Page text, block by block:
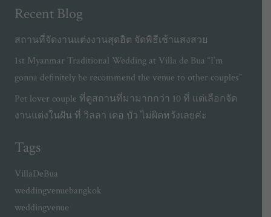
Recent Blog
สถานที่จัดงานแต่งงานสุดฮิต จัดพิธีเช้าแสงสวย
1st Myanmar Traditional Wedding at Villa de Bua “I’m
gonna definitely be recommend the venue to other couples”
Pet lover couple ที่ดูสถานที่มามากกว่า 10 ที่ แต่เลือกจัด
งานแต่งในฝัน ที่ วิลลา เดอ บัว ไม่ผิดหวังเลยค่ะ
Tags
VillaDeBua
weddingvenuebangkok
weddingvenue